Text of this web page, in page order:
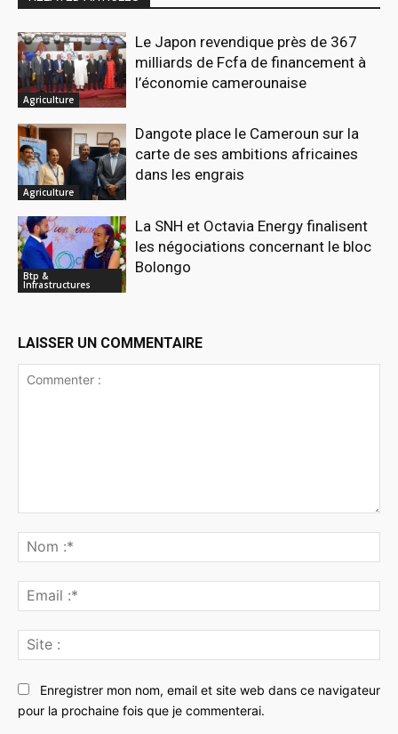
Agriculture
Le Japon revendique près de 367
milliards de Fcfa de financement à
l’économie camerounaise
Agriculture
Dangote place le Cameroun sur la
carte de ses ambitions africaines
dans les engrais
Btp &
Infrastructures
La SNH et Octavia Energy finalisent
les négociations concernant le bloc
Bolongo
LAISSER UN COMMENTAIRE
:*
:*
:
Enregistrer mon nom, email et site web dans ce navigateur
pour la prochaine fois que je commenterai.